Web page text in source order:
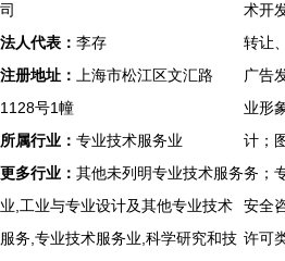
司
法人代表： 李存
注册地址：
上海市松江区文汇路
1128号1幢
所属行业： 专业技术服务业
更多行业： 其他未列明专业技术服务
业,工业与专业设计及其他专业技术
服务,专业技术服务业,科学研究和技
术开
转让
广告
业形
计；
务；
安全
许可